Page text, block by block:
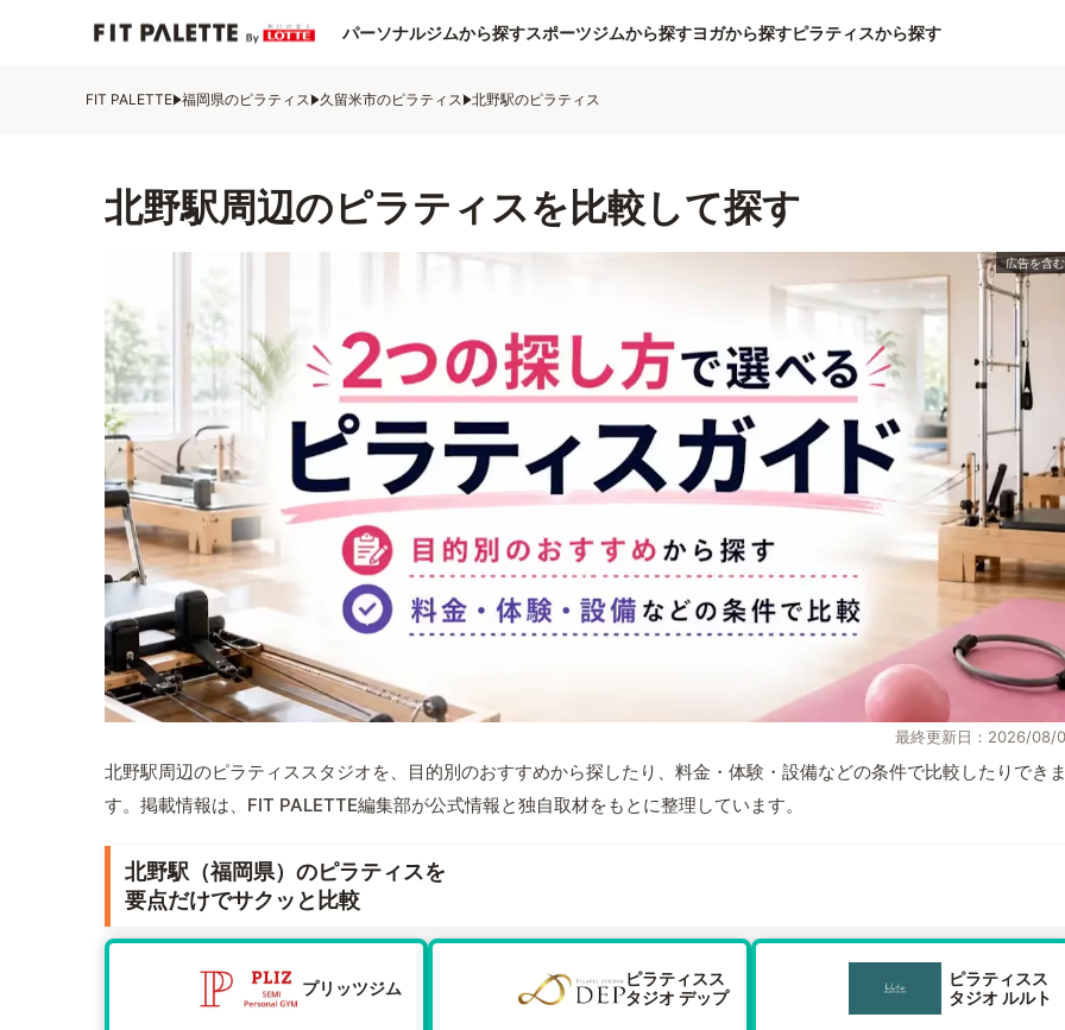
パーソナルジムから探すスポーツジムから探すヨガから探すピラティスから探す
FIT PALETTE 福岡県のピラティス 久留米市のピラティス 北野駅のピラティス
北野駅周辺のピラティスを比較して探す
最終更新日：2026/08/
北野駅周辺のピラティススタジオを、目的別のおすすめから探したり、料金・体験・設備などの条件で比較したりでき
す。掲載情報は、FIT PALETTE編集部が公式情報と独自取材をもとに整理しています。
北野駅（福岡県）のピラティスを
要点だけでサクッと比較
プリッツジム
ピラティスス
タジオ デップ
ピラティスス
タジオ ルルト